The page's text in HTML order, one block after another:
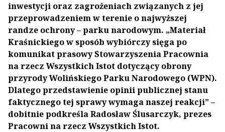
inwestycji oraz zagrożeniach związanych z jej
przeprowadzeniem w terenie o najwyższej
randze ochrony – parku narodowym. „Materiał
Kraśnickiego w sposób wybiórczy sięga po
komunikat prasowy Stowarzyszenia Pracownia
na rzecz Wszystkich Istot dotyczący obrony
przyrody Wolińskiego Parku Narodowego (WPN).
Dlatego przedstawienie opinii publicznej stanu
faktycznego tej sprawy wymaga naszej reakcji” –
dobitnie podkreśla Radosław Ślusarczyk, prezes
Pracowni na rzecz Wszystkich Istot.